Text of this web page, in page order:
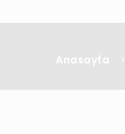
Anasayfa >